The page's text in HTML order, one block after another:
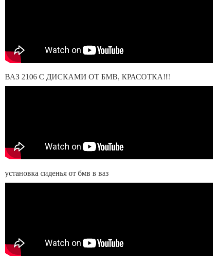
ВАЗ 2106 С ДИСКАМИ ОТ БМВ, КРАСОТКА!!!
установка сиденья от бмв в ваз